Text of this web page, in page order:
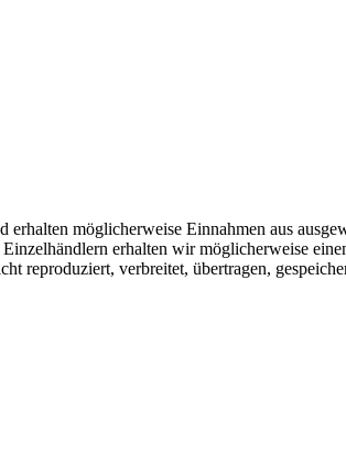
möglicherweise Einnahmen aus
erhalten wir möglicherweise
reproduziert, verbreitet, übertragen,